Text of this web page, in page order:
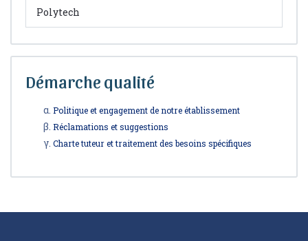
Polytech
Démarche qualité
Politique et engagement de notre établissement
Réclamations et suggestions
Charte tuteur et traitement des besoins spécifiques